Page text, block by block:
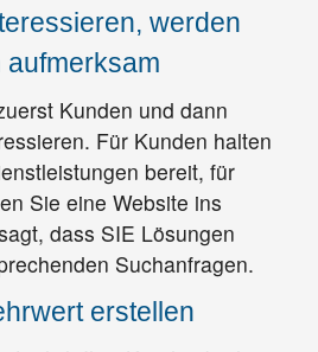
werden
Kunden und dann
Für Kunden halten
bereit, für
Sie eine Website ins
dass SIE Lösungen
Suchanfragen.
erstellen